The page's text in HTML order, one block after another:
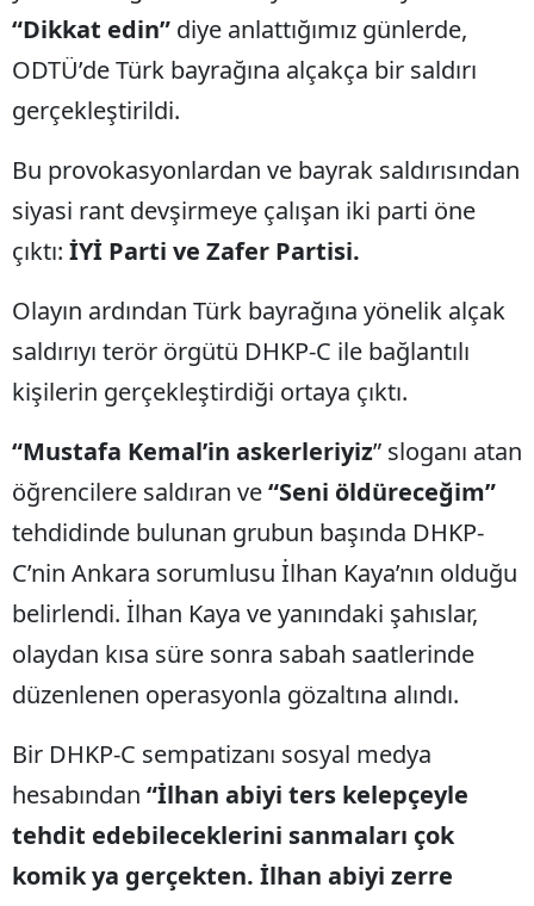
“Dikkat edin” diye anlattığımız günlerde,
ODTÜ’de Türk bayrağına alçakça bir saldırı
gerçekleştirildi.
Bu provokasyonlardan ve bayrak saldırısından
siyasi rant devşirmeye çalışan iki parti öne
çıktı: İYİ Parti ve Zafer Partisi.
Olayın ardından Türk bayrağına yönelik alçak
saldırıyı terör örgütü DHKP-C ile bağlantılı
kişilerin gerçekleştirdiği ortaya çıktı.
“Mustafa Kemal’in askerleriyiz” sloganı atan
öğrencilere saldıran ve“Seni öldüreceğim”
tehdidinde bulunan grubun başında DHKP-
C’nin Ankara sorumlusu İlhan Kaya’nın olduğu
belirlendi. İlhan Kaya ve yanındaki şahıslar,
olaydan kısa süre sonra sabah saatlerinde
düzenlenen operasyonla gözaltına alındı.
Bir DHKP-C sempatizanı sosyal medya
hesabından “İlhan abiyi ters kelepçeyle
tehdit edebileceklerini sanmaları çok
komik ya gerçekten. İlhan abiyi zerre